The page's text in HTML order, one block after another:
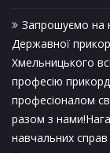
Запрошуємо на
Державної
Хмельницького
професію
професіоналом
разом з
навчальних